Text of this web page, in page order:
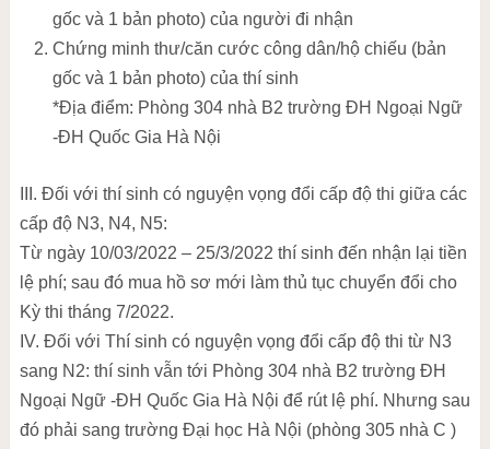
gốc và 1 bản photo) của người đi nhận
Chứng minh thư/căn cước công dân/hộ chiếu (bản
gốc và 1 bản photo) của thí sinh
*Địa điểm: Phòng 304 nhà B2 trường ĐH Ngoại Ngữ
-ĐH Quốc Gia Hà Nội
III. Đối với thí sinh có nguyện vọng đổi cấp độ thi giữa các
cấp độ N3, N4, N5:
Từ ngày 10/03/2022 – 25/3/2022 thí sinh đến nhận lại tiền
lệ phí; sau đó mua hồ sơ mới làm thủ tục chuyển đổi cho
Kỳ thi tháng 7/2022.
IV. Đối với Thí sinh có nguyện vọng đổi cấp độ thi từ N3
sang N2: thí sinh vẫn tới Phòng 304 nhà B2 trường ĐH
Ngoại Ngữ -ĐH Quốc Gia Hà Nội để rút lệ phí. Nhưng sau
đó phải sang trường Đại học Hà Nội (phòng 305 nhà C )